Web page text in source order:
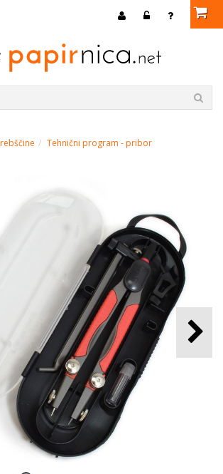
Tehnični program - pribor